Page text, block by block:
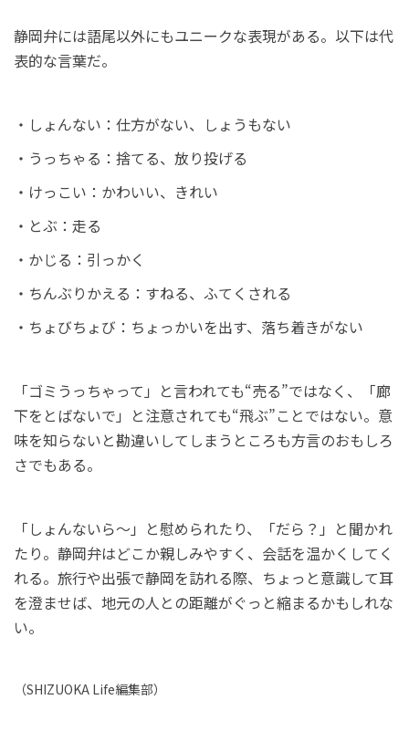
静岡弁には語尾以外にもユニークな表現がある。以下は代
表的な言葉だ。
・しょんない：仕方がない、しょうもない
・うっちゃる：捨てる、放り投げる
・けっこい：かわいい、きれい
・とぶ：走る
・かじる：引っかく
・ちんぶりかえる：すねる、ふてくされる
・ちょびちょび：ちょっかいを出す、落ち着きがない
「ゴミうっちゃって」と言われても“売る”ではなく、「廊
下をとばないで」と注意されても“飛ぶ”ことではない。意
味を知らないと勘違いしてしまうところも方言のおもしろ
さでもある。
「しょんないら～」と慰められたり、「だら？」と聞かれ
たり。静岡弁はどこか親しみやすく、会話を温かくしてく
れる。旅行や出張で静岡を訪れる際、ちょっと意識して耳
を澄ませば、地元の人との距離がぐっと縮まるかもしれな
い。
（SHIZUOKA Life編集部）